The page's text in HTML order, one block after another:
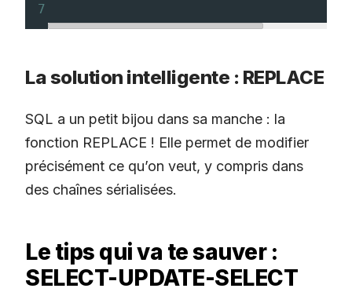
7
La solution intelligente : REPLACE
SQL a un petit bijou dans sa manche : la
fonction REPLACE ! Elle permet de modifier
précisément ce qu’on veut, y compris dans
des chaînes sérialisées.
Le tips qui va te sauver :
SELECT-UPDATE-SELECT